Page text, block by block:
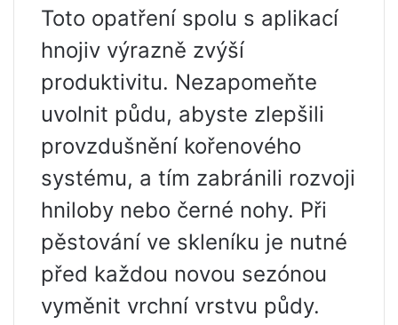
Toto opatření spolu s aplikací
hnojiv výrazně zvýší
produktivitu. Nezapomeňte
uvolnit půdu, abyste zlepšili
provzdušnění kořenového
systému, a tím zabránili rozvoji
hniloby nebo černé nohy. Při
pěstování ve skleníku je nutné
před každou novou sezónou
vyměnit vrchní vrstvu půdy.